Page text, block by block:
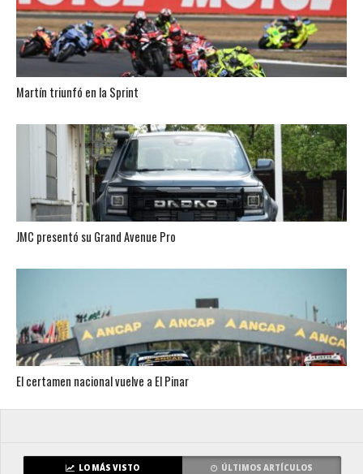
Martín triunfó en la Sprint
JMC presentó su Grand Avenue Pro
El certamen nacional vuelve a El Pinar
LO MÁS VISTO ÚLTIMOS ARTÍCULOS